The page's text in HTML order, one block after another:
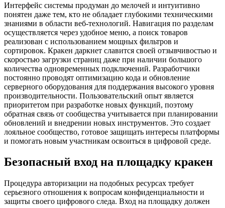
Интерфейс системы продуман до мелочей и интуитивно
понятен даже тем, кто не обладает глубокими техническими
знаниями в области веб-технологий. Навигация по разделам
осуществляется через удобное меню, а поиск товаров
реализован с использованием мощных фильтров и
сортировок. Кракен даркнет славится своей отзывчивостью и
скоростью загрузки страниц даже при наличии большого
количества одновременных подключений. Разработчики
постоянно проводят оптимизацию кода и обновление
серверного оборудования для поддержания высокого уровня
производительности. Пользовательский опыт является
приоритетом при разработке новых функций, поэтому
обратная связь от сообщества учитывается при планировании
обновлений и внедрении новых инструментов. Это создает
лояльное сообщество, готовое защищать интересы платформы
и помогать новым участникам освоиться в цифровой среде.
Безопасный вход на площадку кракен
Процедура авторизации на подобных ресурсах требует
серьезного отношения к вопросам конфиденциальности и
защиты своего цифрового следа. Вход на площадку должен